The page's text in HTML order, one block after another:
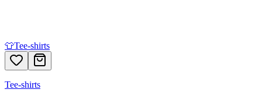
👕Tee-shirts
Tee-shirts